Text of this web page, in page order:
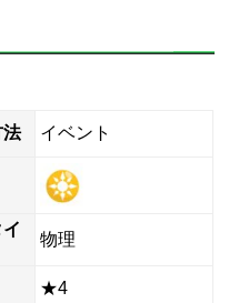
法 イベント
物理
★4